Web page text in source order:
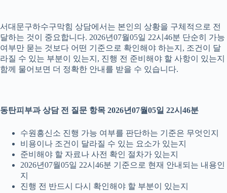
서대문구하수구막힘 상담에서는 본인의 상황을 구체적으로 전
달하는 것이 중요합니다. 2026년07월05일 22시46분 단순히 가능
여부만 묻는 것보다 어떤 기준으로 확인해야 하는지, 조건이 달
라질 수 있는 부분이 있는지, 진행 전 준비해야 할 사항이 있는지
함께 물어보면 더 정확한 안내를 받을 수 있습니다.
동탄피부과 상담 전 질문 항목 2026년07월05일 22시46분
수원흥신소 진행 가능 여부를 판단하는 기준은 무엇인지
비용이나 조건이 달라질 수 있는 요소가 있는지
준비해야 할 자료나 사전 확인 절차가 있는지
2026년07월05일 22시46분 기준으로 현재 안내되는 내용인
지
진행 전 반드시 다시 확인해야 할 부분이 있는지